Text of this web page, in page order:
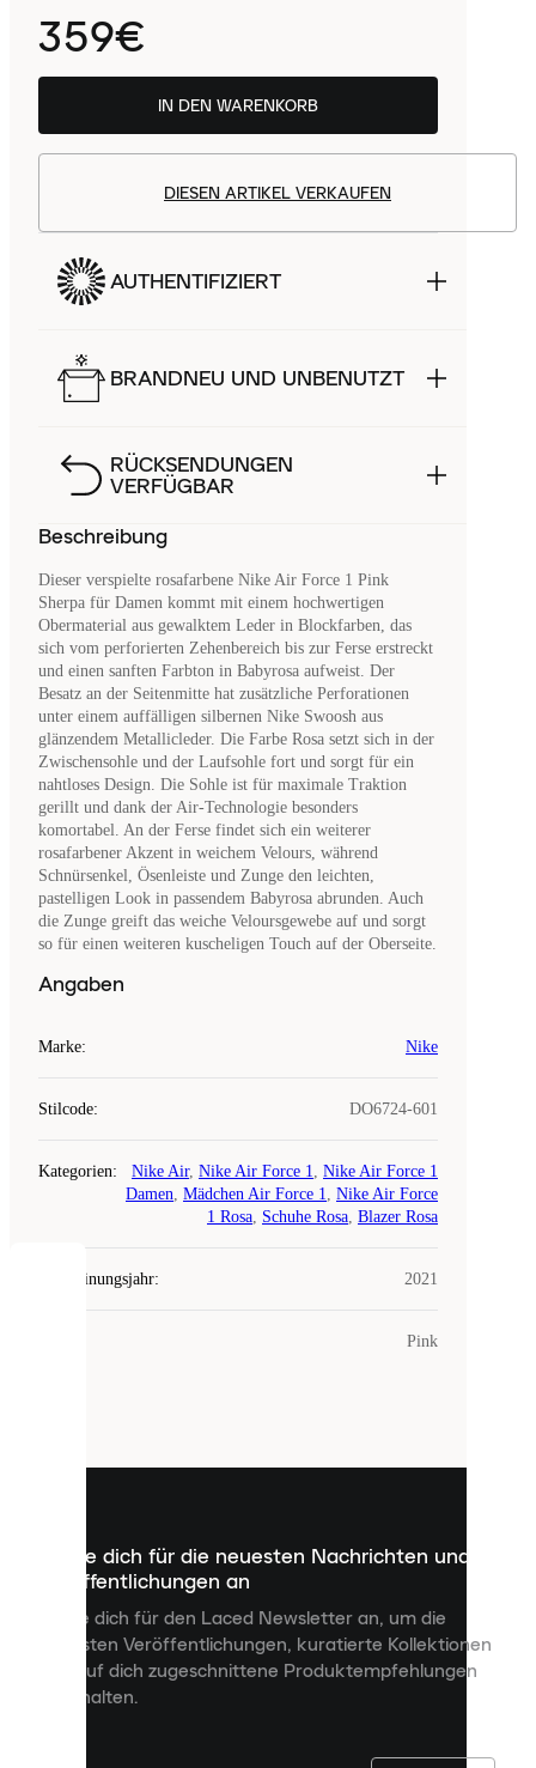
359€
IN DEN WARENKORB
DIESEN ARTIKEL VERKAUFEN
AUTHENTIFIZIERT
BRANDNEU UND UNBENUTZT
RÜCKSENDUNGEN
VERFÜGBAR
Beschreibung
Dieser verspielte rosafarbene Nike Air Force 1 Pink
Sherpa für Damen kommt mit einem hochwertigen
Obermaterial aus gewalktem Leder in Blockfarben, das
sich vom perforierten Zehenbereich bis zur Ferse erstreckt
und einen sanften Farbton in Babyrosa aufweist. Der
Besatz an der Seitenmitte hat zusätzliche Perforationen
unter einem auffälligen silbernen Nike Swoosh aus
glänzendem Metallicleder. Die Farbe Rosa setzt sich in der
Zwischensohle und der Laufsohle fort und sorgt für ein
nahtloses Design. Die Sohle ist für maximale Traktion
gerillt und dank der Air-Technologie besonders
komortabel. An der Ferse findet sich ein weiterer
rosafarbener Akzent in weichem Velours, während
Schnürsenkel, Ösenleiste und Zunge den leichten,
pastelligen Look in passendem Babyrosa abrunden. Auch
die Zunge greift das weiche Veloursgewebe auf und sorgt
so für einen weiteren kuscheligen Touch auf der Oberseite.
Angaben
Marke: Nike
Stilcode: DO6724-601
Kategorien: Nike Air, Nike Air Force 1, Nike Air Force 1
Damen, Mädchen Air Force 1, Nike Air Force
1 Rosa, Schuhe Rosa, Blazer Rosa
Erscheinungsjahr: 2021
Pink
Melde dich für die neuesten Nachrichten und
Veröffentlichungen an
Melde dich für den Laced Newsletter an, um die
neuesten Veröffentlichungen, kuratierte Kollektionen
und auf dich zugeschnittene Produktempfehlungen
zu erhalten.
COOKIES
kleine
dienen,
Inhalte
anzuzeigen
deine